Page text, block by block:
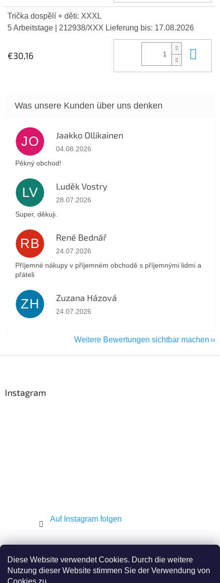
Diese Website verwendet Cookies. Durch die weitere
Nutzung dieser Website stimmen Sie der Verwendung von
Cookies zu.
Trička dospělí + děti: XXXL
5 Arbeitstage
| 212938/XXX Lieferung bis: 17.08.2026
€30,16
JO Jaakko Ollikainen
Die Shop-Bewertung beträgt 5 von 5 Sternen.
04.08.2026
Pěkný obchod!
LV Luděk Vostry
Die Shop-Bewertung beträgt 5 von 5 Sternen.
28.07.2026
Super, děkuji.
RB René Bednář
Die Shop-Bewertung beträgt 5 von 5 Sternen.
24.07.2026
Příjemné nákupy v příjemném obchodě s příjemnými lidmi a
přáteli
ZH Zuzana Házová
Die Shop-Bewertung beträgt 5 von 5 Sternen.
24.07.2026
Weitere Bewertungen sichtbar machen
Instagram
Auf Instagram folgen